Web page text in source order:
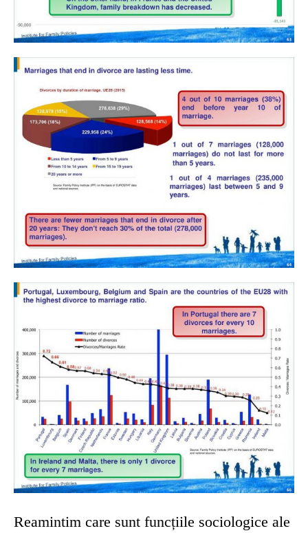
Reamintim care sunt funcțiile sociologice ale